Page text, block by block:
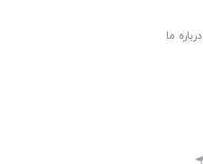
درباره ما